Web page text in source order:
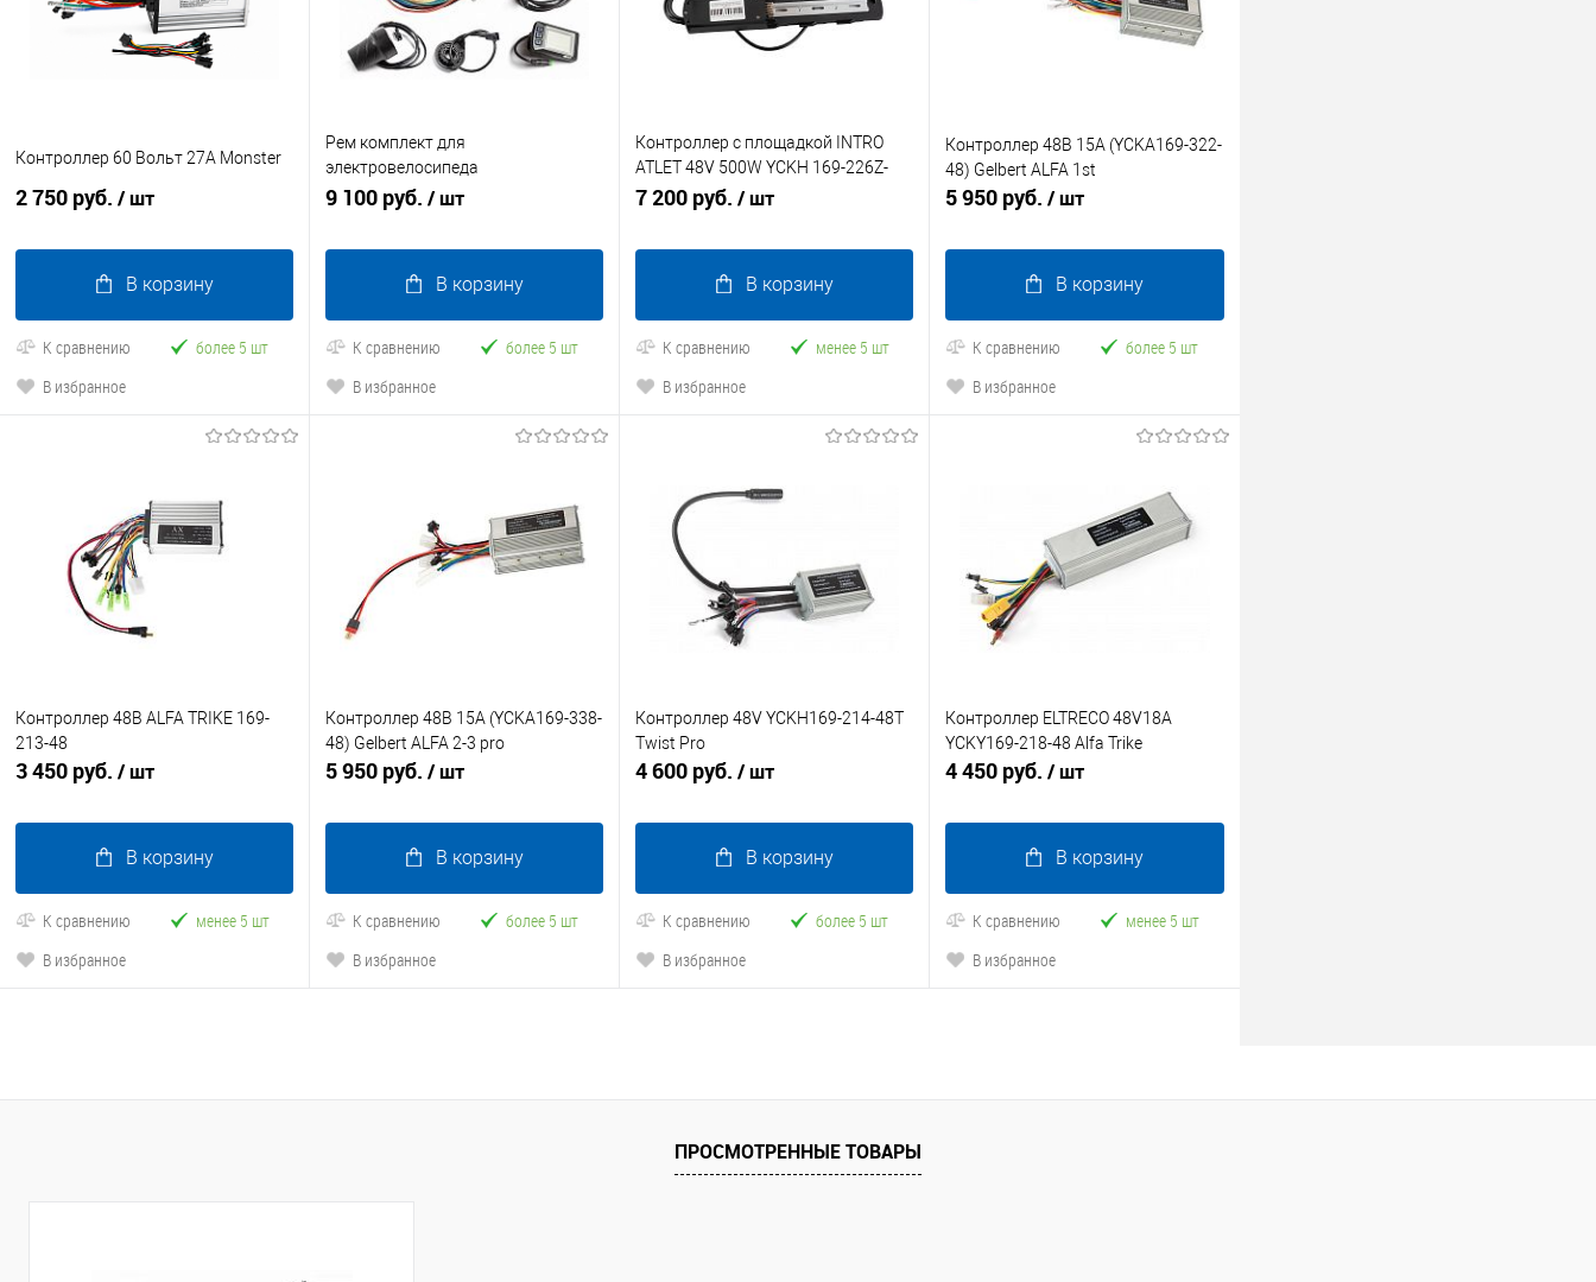
Контроллер 60 Вольт 27A Monster
2 750 руб. / шт
В корзину
К сравнению
более 5 шт
В избранное
Рем комплект для
электровелосипеда
универсальный 36/48V 20A
9 100 руб. / шт
В корзину
К сравнению
более 5 шт
В избранное
Контроллер с площадкой INTRO
ATLET 48V 500W YCKH 169-226Z-
48T задний
7 200 руб. / шт
В корзину
К сравнению
менее 5 шт
В избранное
Контроллер 48В 15А (YCKA169-322-
48) Gelbert ALFA 1st
5 950 руб. / шт
В корзину
К сравнению
более 5 шт
В избранное
Контроллер 48В ALFA TRIKE 169-
213-48
3 450 руб. / шт
В корзину
К сравнению
менее 5 шт
В избранное
Контроллер 48В 15А (YCKA169-338-
48) Gelbert ALFA 2-3 pro
5 950 руб. / шт
В корзину
К сравнению
более 5 шт
В избранное
Контроллер 48V YCKH169-214-48T
Twist Pro
4 600 руб. / шт
В корзину
К сравнению
более 5 шт
В избранное
Контроллер ELTRECO 48V18A
YCKY169-218-48 Alfa Trike
4 450 руб. / шт
В корзину
К сравнению
менее 5 шт
В избранное
ПРОСМОТРЕННЫЕ ТОВАРЫ